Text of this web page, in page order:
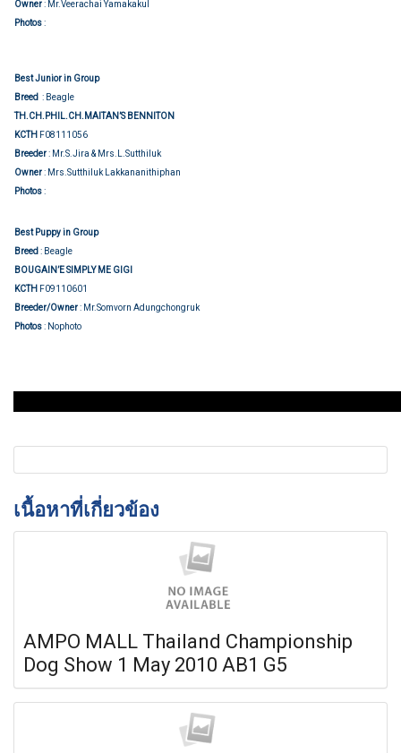
Owner: Mr.Veerachai Yamakakul
Photos:
Best Junior in Group
Breed : Beagle
TH.CH.PHIL.CH.MAITAN’S BENNITON
KCTH F08111056
Breeder: Mr.S.Jira & Mrs.L.Sutthiluk
Owner: Mrs.Sutthiluk Lakkananithiphan
Photos:
Best Puppy in Group
Breed : Beagle
BOUGAIN’E SIMPLY ME GIGI
KCTH F09110601
Breeder/Owner: Mr.Somvorn Adungchongruk
Photos: Nophoto
เนื้อหาที่เกี่ยวข้อง
AMPO MALL Thailand Championship
Dog Show 1 May 2010 AB1 G5